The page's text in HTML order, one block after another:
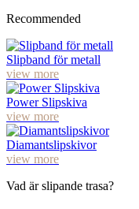
Recommended
Slipband för metall
view more
Power Slipskiva
view more
Diamantslipskivor
view more
Vad är slipande trasa?